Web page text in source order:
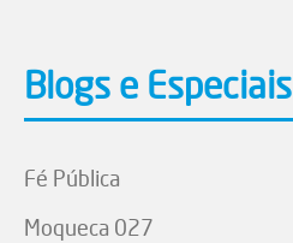
Blogs e Especiais
Fé Pública
Moqueca 027